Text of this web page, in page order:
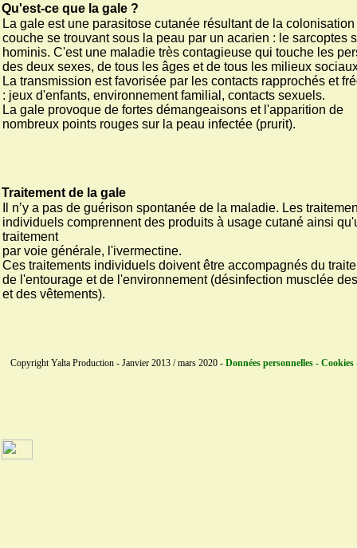
Qu'est-ce que la gale ?
La gale est une parasitose cutanée résultant de la
couche se trouvant sous la peau par un acarien : le sarcoptes
hominis. C'est une maladie très contagieuse qui touche les
des deux sexes, de tous les âges et de tous les milieux
La transmission est favorisée par les contacts rapprochés et
: jeux d'enfants, environnement familial, contacts sexuels.
La gale provoque de fortes démangeaisons et l'apparition de
nombreux points rouges sur la peau infectée (prurit).
Traitement de la gale
Il n’y a pas de guérison spontanée de la maladie. Les
individuels comprennent des produits à usage cutané ainsi
traitement
par voie générale, l'ivermectine.
Ces traitements individuels doivent être accompagnés du
de l'entourage et de l'environnement (désinfection musclée
et des vêtements).
Copyright Yalta Production - Janvier 2013 / mars 2020 - Données personnelles -